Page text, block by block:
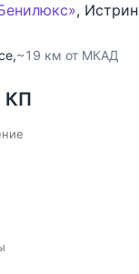
— это
европейский
родной русской
Подмосковья,
жизни.
30
,
~19 км от МКАД
КП